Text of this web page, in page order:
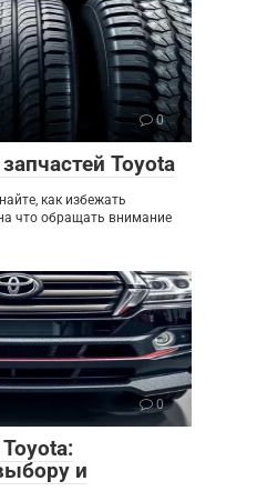
0
Toyota
как избежать
что обращать внимание
0
и